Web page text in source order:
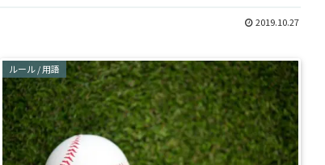
2019.10.27
ルール / 用語